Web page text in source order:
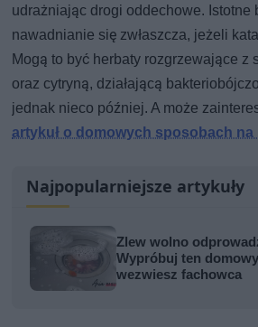
udrażniając drogi oddechowe. Istotne
nawadnianie się zwłaszcza, jeżeli
Mogą to być herbaty rozgrzewające z
oraz cytryną, działającą
jednak nieco później. A może
artykuł o domowych sposobach na
Najpopularniejsze artykuły
Zlew wolno
Wypróbuj ten
wezwiesz fachowca